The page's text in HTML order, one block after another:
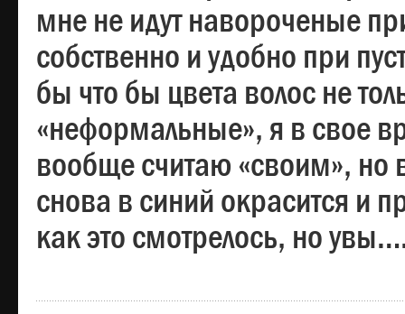
мне не идут навороченые
собственно и удобно при
бы что бы цвета волос не
«неформальные», я в свое
вообще считаю «своим», но
снова в синий окрасится и
как это смотрелось, но